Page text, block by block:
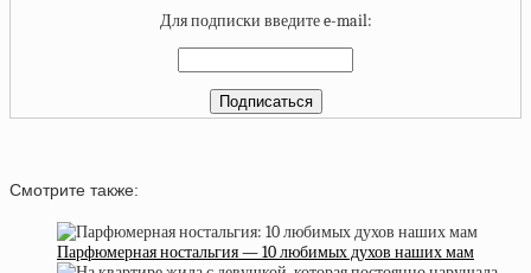
Для подписки введите e-mail:
Смотрите также:
Парфюмерная ностальгия — 10 любимых духов наших мам